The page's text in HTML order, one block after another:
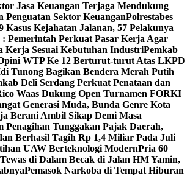
Jasa Keuangan Terjaga Mendukung
Penguatan Sektor KeuanganPolrestabes
Kasus Kejahatan Jalanan, 57 Pelakunya
Pemerintah Perkuat Pasar Kerja Agar
Kerja Sesuai Kebutuhan IndustriPemkab
WTP Ke 12 Berturut-turut Atas LKPD
Tunong Bagikan Bendera Merah Putih
Deli Serdang Perkuat Penataan dan
Waas Dukung Open Turnamen FORKI
Generasi Muda, Bunda Genre Kota
Berani Ambil Sikap Demi Masa
Penagihan Tunggakan Pajak Daerah,
Berhasil Tagih Rp 1,4 Miliar Pada Juli
UAW Berteknologi ModernPria 60
di Dalam Becak di Jalan HM Yamin,
Pemasok Narkoba di Tempat Hiburan